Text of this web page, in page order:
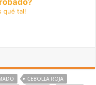
qué tal!
CEBOLLA ROJA